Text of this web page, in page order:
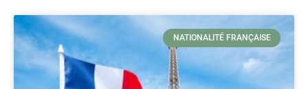
NATIONALITÉ FRANÇAISE